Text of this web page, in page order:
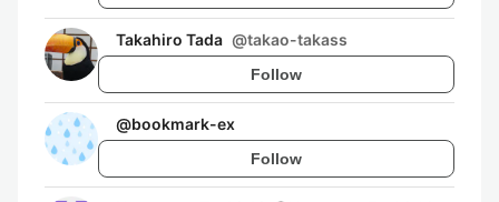
Takahiro Tada @takao-takass
Follow
@bookmark-ex
Follow